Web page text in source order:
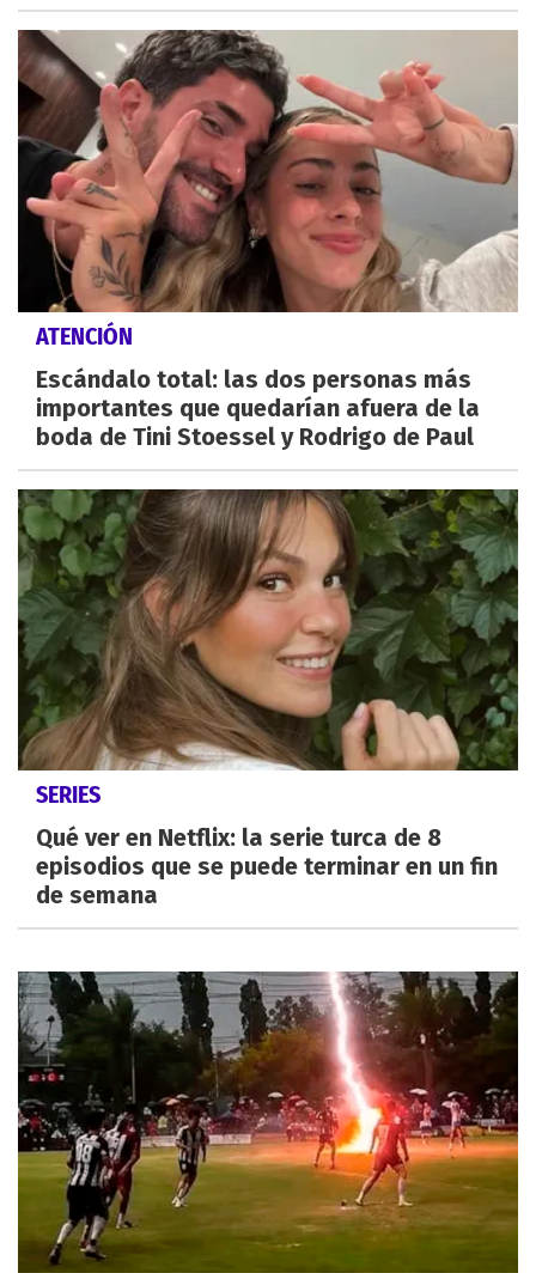
ATENCIÓN
Escándalo total: las dos personas más
importantes que quedarían afuera de la
boda de Tini Stoessel y Rodrigo de Paul
SERIES
Qué ver en Netflix: la serie turca de 8
episodios que se puede terminar en un fin
de semana